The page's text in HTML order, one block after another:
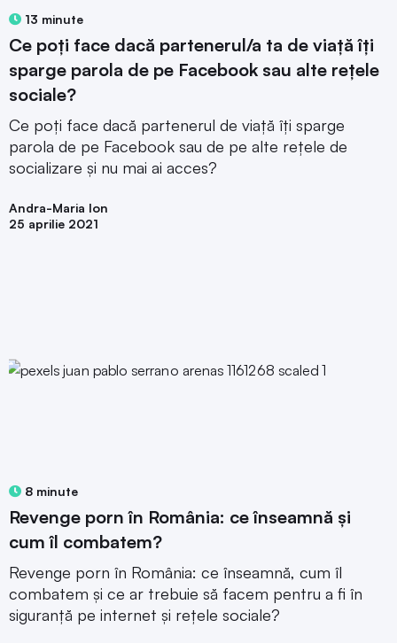
13 minute
Ce poți face dacă partenerul/a ta de viață îți
sparge parola de pe Facebook sau alte rețele
sociale?
Ce poți face dacă partenerul de viață îți sparge
parola de pe Facebook sau de pe alte rețele de
socializare și nu mai ai acces?
Andra-Maria Ion
25 aprilie 2021
8 minute
Revenge porn în România: ce înseamnă și
cum îl combatem?
Revenge porn în România: ce înseamnă, cum îl
combatem și ce ar trebuie să facem pentru a fi în
siguranță pe internet și rețele sociale?